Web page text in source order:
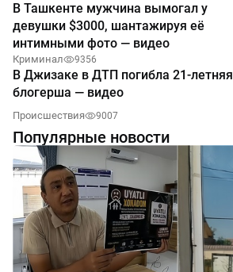
В Ташкенте мужчина вымогал у
девушки $3000, шантажируя её
интимными фото — видео
Криминал 9356
В Джизаке в ДТП погибла 21-летняя
блогерша — видео
Происшествия 9007
Популярные новости